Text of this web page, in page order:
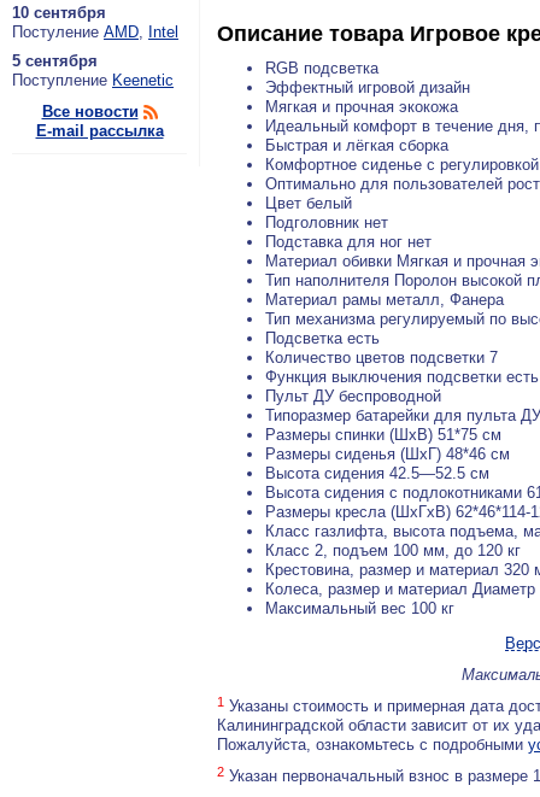
10 сентября
По­сту­ле­ние AMD, Intel
5 сентября
По­ступ­ле­ние Keenetic
Все новости
E-mail рассылка
Описание товара Игровое
RGB подсветка
Эффектный игровой дизайн
Мягкая и прочная экокожа
Идеальный комфорт в течение дня,
Быстрая и лёгкая сборка
Комфортное сиденье с
Оптимально для пользователей
Цвет белый
Подголовник нет
Подставка для ног нет
Материал обивки Мягкая и прочная
Тип наполнителя Поролон высокой
Материал рамы металл, Фанера
Тип механизма регулируемый по
Подсветка есть
Количество цветов подсветки 7
Функция выключения подсветки есть
Пульт ДУ беспроводной
Типоразмер батарейки для пульта
Размеры спинки (ШхВ) 51*75 см
Размеры сиденья (ШxГ) 48*46 см
Высота сидения 42.5—52.5 см
Высота сидения с подлокотниками
Размеры кресла (ШхГхВ) 62*46*114-
Класс газлифта, высота подъема,
Класс 2, подъем 100 мм, до 120 кг
Крестовина, размер и материал
Колеса, размер и материал
Максимальный вес 100 кг
1 Указаны стоимость и примерная дата
Калининградской области зависит от их
Пожалуйста, ознакомьтесь с подробными
2 Указан первоначальный взнос в